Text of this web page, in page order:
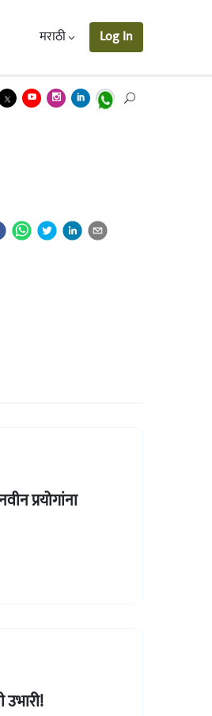
मराठी Log In
उभारी!